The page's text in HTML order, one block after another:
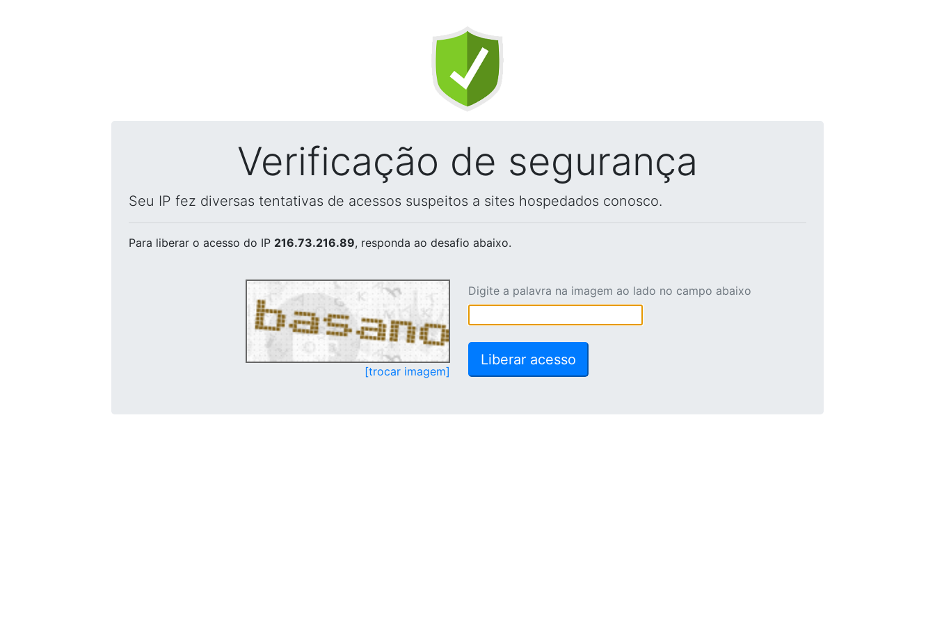
Verificação de segurança
Seu IP fez diversas tentativas de acessos suspeitos a sites hospedados conosco.
Para liberar o acesso do IP 216.73.216.89, responda ao desafio abaixo.
[trocar imagem]
Digite a palavra na imagem ao lado no campo abaixo